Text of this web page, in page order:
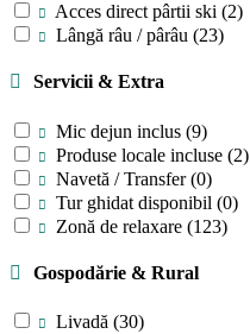
Acces direct pârtii ski (2)
Lângă râu / pârâu (23)
Servicii & Extra
Mic dejun inclus (9)
Produse locale incluse (2)
Navetă / Transfer(0)
Tur ghidat disponibil (0)
Zonă de relaxare (123)
Gospodărie & Rural
Livadă (30)